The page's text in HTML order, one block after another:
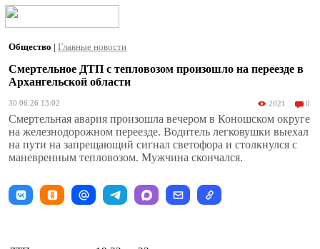
Общество | Главные новости
Смертельное ДТП с тепловозом произошло на переезде в
Архангельской области
30.06.26 13:02 2021 0
Смертельная авария произошла вечером в Коношском округе
на железнодорожном переезде. Водитель легковушки выехал
на пути на запрещающий сигнал светофора и столкнулся с
маневренным тепловозом. Мужчина скончался.